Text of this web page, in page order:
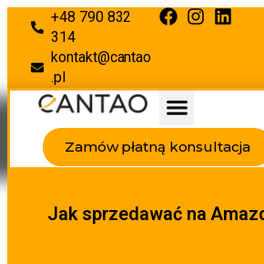
+48 790 832
314
kontakt@cantao
.pl
Zamów płatną konsultacja
Jak sprzedawać na